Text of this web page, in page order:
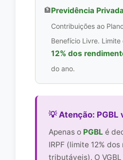
🏦Previdência
Contribuições ao
Benefício Livre. Limite
12% dos
do ano.
💡 Atenção: PGBL
Apenas o PGBL é
IRPF (limite 12%
tributáveis). O